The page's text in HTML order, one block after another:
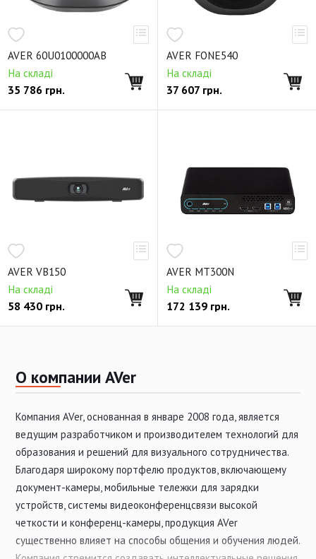
AVER 60U0100000AB
На складі
35 786 грн.
AVER FONE540
На складі
37 607 грн.
AVER VB150
На складі
58 430 грн.
AVER MT300N
На складі
172 139 грн.
О компании AVer
Компания AVer, основанная в январе 2008 года, является
ведущим разработчиком и производителем технологий для
образования и решений для визуального сотрудничества.
Благодаря широкому портфелю продуктов, включающему
документ-камеры, мобильные тележки для зарядки
устройств, системы видеоконференцсвязи высокой
четкости и конференц-камеры, продукция AVer
существенно влияет на способы общения и обучения людей.